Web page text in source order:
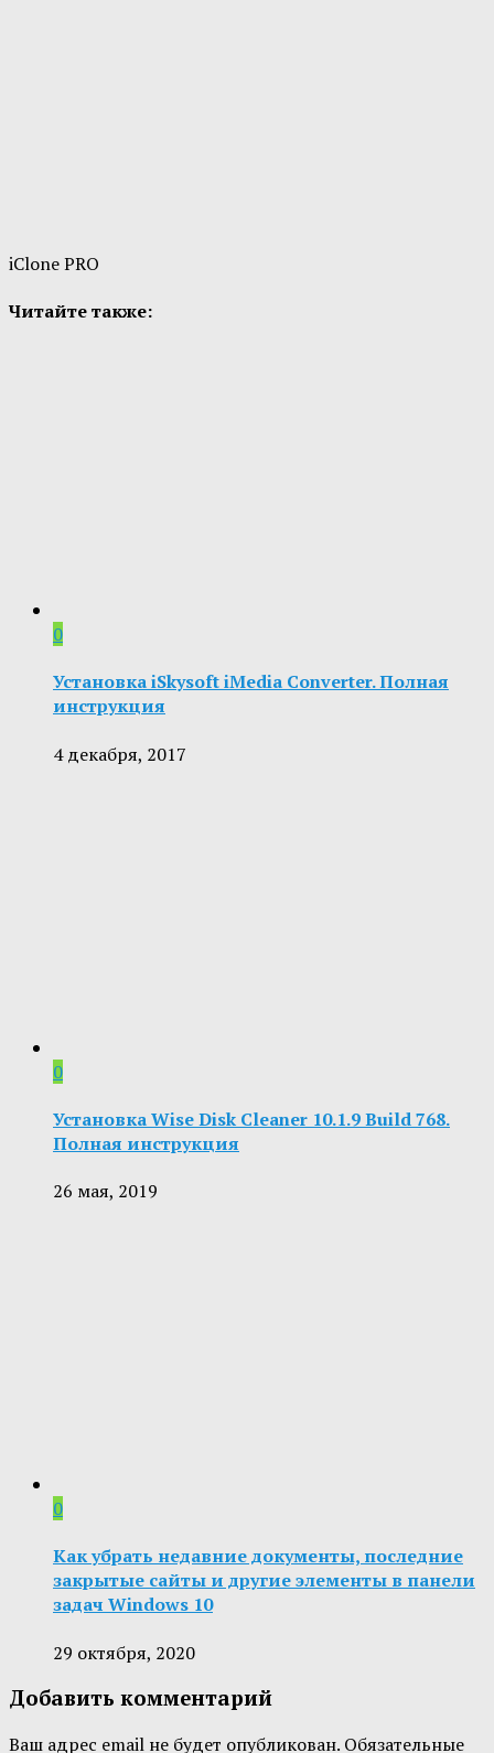
iClone PRO
Читайте также:
0
Установка iSkysoft iMedia Converter. Полная
инструкция
4 декабря, 2017
0
Установка Wise Disk Cleaner 10.1.9 Build 768.
Полная инструкция
26 мая, 2019
0
Как убрать недавние документы, последние
закрытые сайты и другие элементы в панели
задач Windows 10
29 октября, 2020
Добавить комментарий
Ваш адрес email не будет опубликован. Обязательные